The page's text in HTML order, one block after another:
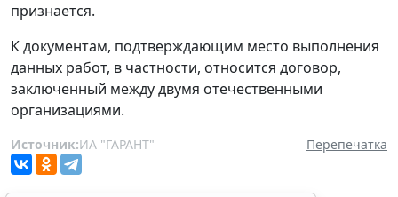
признается.
К документам, подтверждающим место выполнения
данных работ, в частности, относится договор,
заключенный между двумя отечественными
организациями.
Источник:ИА "ГАРАНТ" Перепечатка